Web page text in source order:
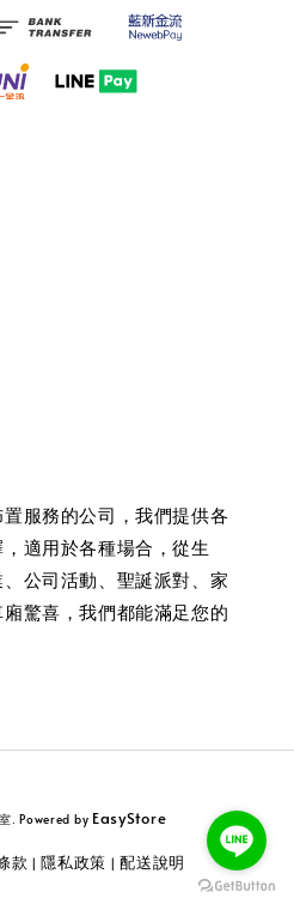
服務的公司，我們提供各
適用於各種場合，從生
公司活動、聖誕派對、家
驚喜，我們都能滿足您的
. Powered by EasyStore
款 | 隱私政策 |配送說明